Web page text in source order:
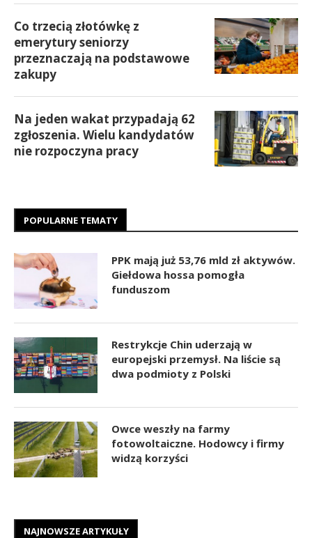
Co trzecią złotówkę z
emerytury seniorzy
przeznaczają na podstawowe
zakupy
Na jeden wakat przypadają 62
zgłoszenia. Wielu kandydatów
nie rozpoczyna pracy
POPULARNE TEMATY
PPK mają już 53,76 mld zł aktywów.
Giełdowa hossa pomogła
funduszom
Restrykcje Chin uderzają w
europejski przemysł. Na liście są
dwa podmioty z Polski
Owce weszły na farmy
fotowoltaiczne. Hodowcy i firmy
widzą korzyści
NAJNOWSZE ARTYKUŁY